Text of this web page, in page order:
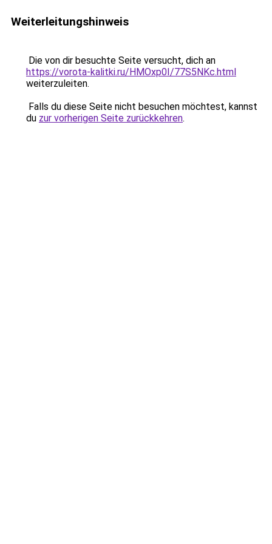
Weiterleitungshinweis
Die von dir besuchte Seite versucht, dich an
https://vorota-kalitki.ru/HMOxp0I/77S5NKc.html
weiterzuleiten.
Falls du diese Seite nicht besuchen möchtest, kannst
du zur vorherigen Seite zurückkehren.